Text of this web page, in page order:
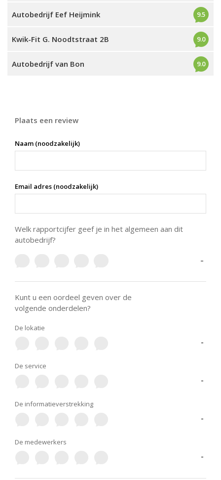
Autobedrijf Eef Heijmink 9.5
Kwik-Fit G. Noodtstraat 2B 9.0
Autobedrijf van Bon 9.0
Plaats een review
Naam (noodzakelijk)
Email adres (noodzakelijk)
Welk rapportcijfer geef je in het algemeen aan dit
autobedrijf?
-
Kunt u een oordeel geven over de
volgende onderdelen?
De lokatie
-
De service
-
De informatieverstrekking
-
De medewerkers
-